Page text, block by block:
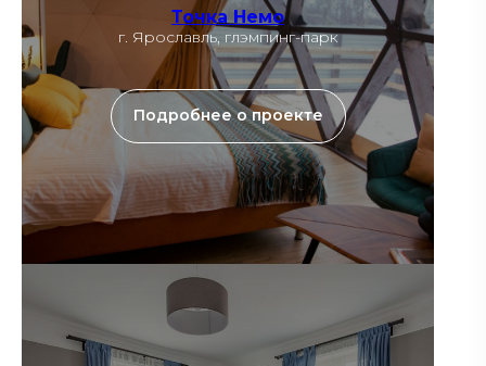
Точка Немо
г. Ярославль, глэмпинг-парк
Подробнее о проекте